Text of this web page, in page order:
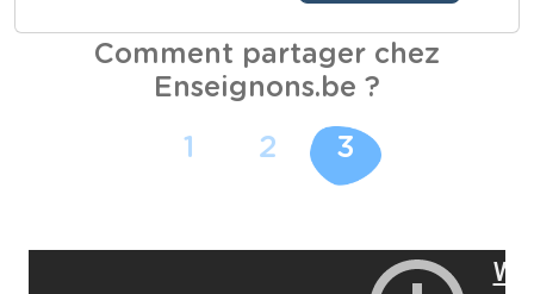
Comment partager chez
Enseignons.be ?
1 2 3